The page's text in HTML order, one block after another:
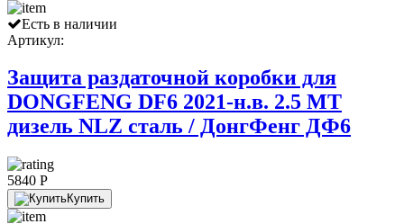
Есть в наличии
Артикул:
Защита раздаточной коробки для
DONGFENG DF6 2021-н.в. 2.5 МТ
дизель NLZ сталь / ДонгФенг ДФ6
5840 P
Купить